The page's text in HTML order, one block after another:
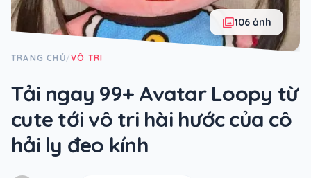
TRANG CHỦ/VÔ TRI
Tải ngay 99+ Avatar Loopy từ
cute tới vô tri hài hước của cô
hải ly đeo kính
photo_library106 ảnh